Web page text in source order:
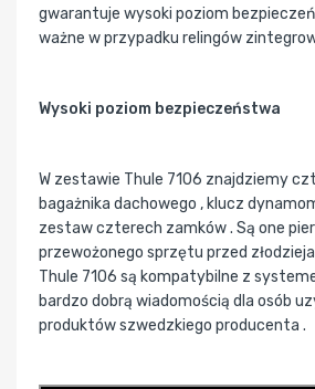
gwarantuje wysoki poziom
ważne w przypadku relingów
Wysoki poziom bezpieczeństwa
W zestawie Thule 7106 znajdziemy
bagażnika dachowego , klucz
zestaw czterech zamków . Są one
przewożonego sprzętu przed
Thule 7106 są kompatybilne z
bardzo dobrą wiadomością dla osób
produktów szwedzkiego producenta .